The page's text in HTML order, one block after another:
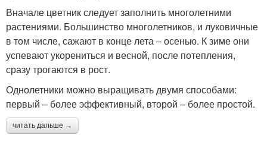
Вначале цветник следует заполнить многолетними
растениями. Большинство многолетников, и луковичные
в том числе, сажают в конце лета – осенью. К зиме они
успевают укорениться и весной, после потепления,
сразу трогаются в рост.
Однолетники можно выращивать двумя способами:
первый – более эффективный, второй – более простой.
читать дальше →